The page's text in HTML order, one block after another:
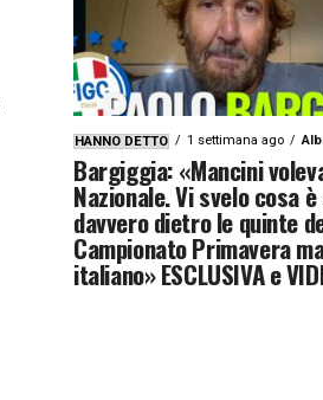
HANNO DETTO 1 settimana ago
Bargiggia: «Mancini
Nazionale. Vi svelo cosa
davvero dietro le quinte
Campionato Primavera
italiano» ESCLUSIVA e